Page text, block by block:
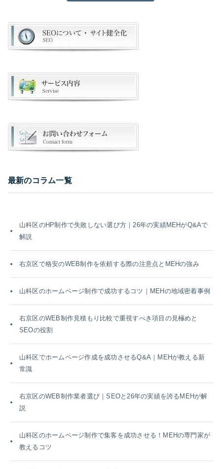
最新のコラム一覧
山科区のHP制作で失敗しない選び方｜26年の実績MEHがQ&Aで
解説
右京区で格安のWEB制作を依頼する際の注意点とMEHの強み
山科区のホームページ制作で成功するコツ｜MEHの地域密着事例
右京区のWEB制作見積もり比較で重視すべき項目の見極めと
SEOの役割
山科区でホームページ作成を成功させるQ&A｜MEHが教える新
常識
右京区のWEB制作業者選び｜SEOと26年の実績を誇るMEHが解
説
山科区のホームページ制作で集客を成功させる！MEHの専門家が
教えるコツ